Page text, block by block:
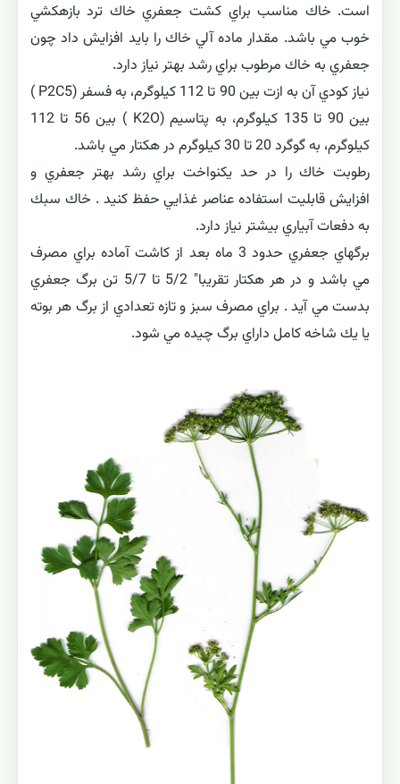
است. خاك مناسب براي كشت جعفري خاك ترد بازهكشي
خوب مي باشد. مقدار ماده آلي خاك را بايد افزايش داد چون
جعفري به خاك مرطوب براي رشد بهتر نياز دارد.
نياز كودي آن به ازت بين 90 تا 112 كيلوگرم، به فسفر (P2C5 )
بين 90 تا 135 كيلوگرم، به پتاسيم (K2O ) بين 56 تا 112
كيلوگرم، به گوگرد 20 تا 30 كيلوگرم در هكتار مي باشد.
رطوبت خاك را در حد يكنواخت براي رشد بهتر جعفري و
افزايش قابليت استفاده عناصر غذايي حفظ كنيد . خاك سبك
به دفعات آبياري بيشتر نياز دارد.
برگهاي جعفري حدود 3 ماه بعد از كاشت آماده براي مصرف
مي باشد و در هر هكتار تقريبا" 5/2 تا 5/7 تن برگ جعفري
بدست مي آيد . براي مصرف سبز و تازه تعدادي از برگ هر بوته
يا يك شاخه كامل داراي برگ چيده مي شود.